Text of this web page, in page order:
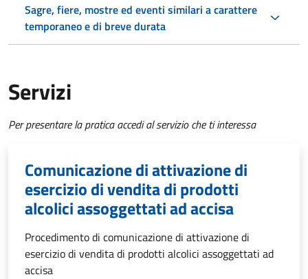
Sagre, fiere, mostre ed eventi similari a carattere
temporaneo e di breve durata
Servizi
Per presentare la pratica accedi al servizio che ti interessa
Comunicazione di attivazione di
esercizio di vendita di prodotti
alcolici assoggettati ad accisa
Procedimento di comunicazione di attivazione di
esercizio di vendita di prodotti alcolici assoggettati ad
accisa